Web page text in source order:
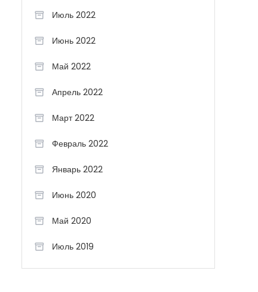
Июль 2022
Июнь 2022
Май 2022
Апрель 2022
Март 2022
Февраль 2022
Январь 2022
Июнь 2020
Май 2020
Июль 2019